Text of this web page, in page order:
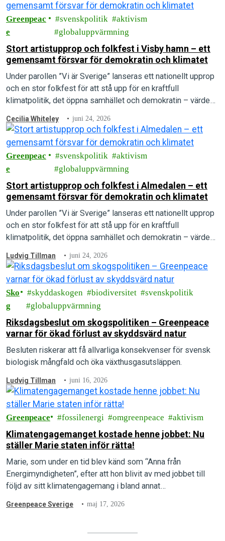
Greenpeac
e
svenskpolitik
aktivism
globaluppvärmning
Stort artistupprop och folkfest i Visby hamn – ett
gemensamt försvar för demokratin och klimatet
Under parollen ”Vi är Sverige” lanseras ett nationellt upprop
och en stor folkfest för att stå upp för en kraftfull
klimatpolitik, det öppna samhället och demokratin – värden
Cecilia Whiteley juni 24, 2026
Greenpeac
e
svenskpolitik
aktivism
globaluppvärmning
Stort artistupprop och folkfest i Almedalen – ett
gemensamt försvar för demokratin och klimatet
Under parollen ”Vi är Sverige” lanseras ett nationellt upprop
och en stor folkfest för att stå upp för en kraftfull
klimatpolitik, det öppna samhället och demokratin – värden
Ludvig Tillman juni 24, 2026
Sko
g
skyddaskogen biodiversitet
svenskpolitik
globaluppvärmning
Riksdagsbeslut om skogspolitiken – Greenpeace
varnar för ökad förlust av skyddsvärd natur
Besluten riskerar att få allvarliga konsekvenser för svensk
biologisk mångfald och öka växthusgasutsläppen.
Ludvig Tillman juni 16, 2026
Greenpeace fossilenergi omgreenpeace aktivism
Klimatengagemanget kostade henne jobbet: Nu
ställer Marie staten inför rätta!
Marie, som under en tid blev känd som “Anna från
Energimyndigheten”, efter att hon blivit av med jobbet till
följd av sitt klimatengagemang i bland annat
Greenpeace Sverige maj 17, 2026